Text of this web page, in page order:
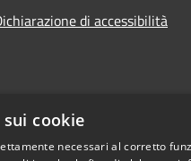
di accessibilità
cookie
necessari al corretto